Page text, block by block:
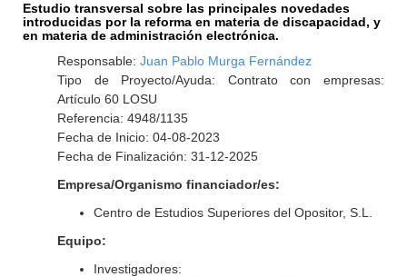
Estudio transversal sobre las principales novedades
introducidas por la reforma en materia de discapacidad, y
en materia de administración electrónica.
Responsable: Juan Pablo Murga Fernández
Tipo de Proyecto/Ayuda: Contrato con empresas:
Artículo 60 LOSU
Referencia: 4948/1135
Fecha de Inicio: 04-08-2023
Fecha de Finalización: 31-12-2025
Empresa/Organismo financiador/es:
Centro de Estudios Superiores del Opositor, S.L.
Equipo:
Investigadores: